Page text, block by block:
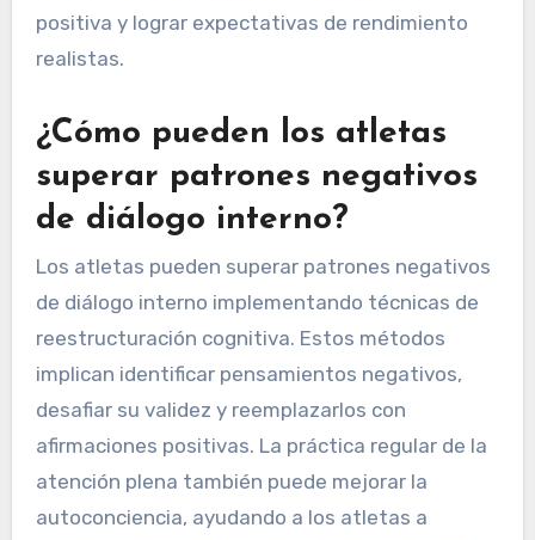
positiva y lograr expectativas de rendimiento
realistas.
¿Cómo pueden los atletas
superar patrones negativos
de diálogo interno?
Los atletas pueden superar patrones negativos
de diálogo interno implementando técnicas de
reestructuración cognitiva. Estos métodos
implican identificar pensamientos negativos,
desafiar su validez y reemplazarlos con
afirmaciones positivas. La práctica regular de la
atención plena también puede mejorar la
autoconciencia, ayudando a los atletas a